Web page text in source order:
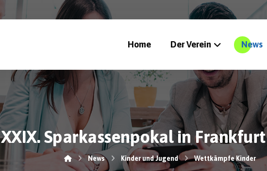
Home Der Verein News
XXIX. Sparkassenpokal in
News Kinder und Jugend Wettkämpfe Kinder